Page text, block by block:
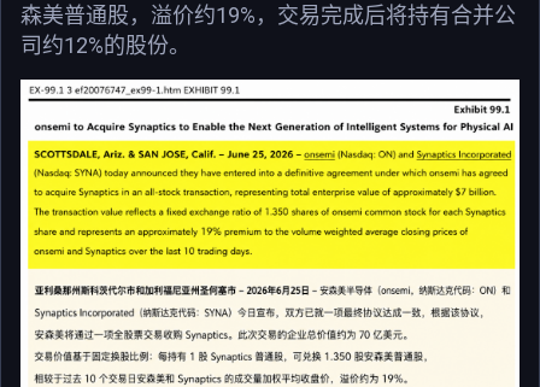
森美普通股，溢价约19%，交易完成后将持有合并公
司约12%的股份。